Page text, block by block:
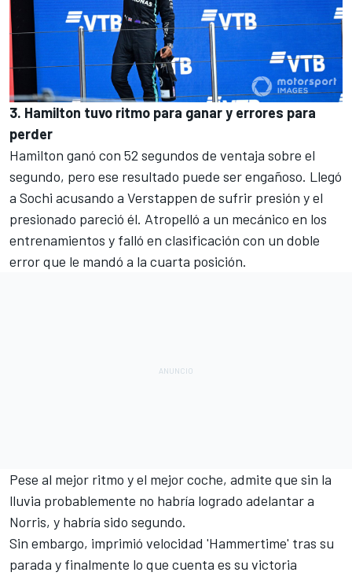
3. Hamilton tuvo ritmo para ganar y errores para
perder
Hamilton ganó con 52 segundos de ventaja sobre el
segundo, pero ese resultado puede ser engañoso. Llegó
a Sochi acusando a Verstappen de sufrir presión y el
presionado pareció él. Atropelló a un mecánico en los
entrenamientos y falló en clasificación con un doble
errorque le mandó a la cuarta posición.
Pese al mejor ritmo y el mejor coche, admite que sin la
lluvia probablemente no habría logrado adelantar a
Norris, y habría sido segundo.
Sin embargo, imprimió velocidad 'Hammertime' tras su
parada y finalmente lo que cuenta es su victoria